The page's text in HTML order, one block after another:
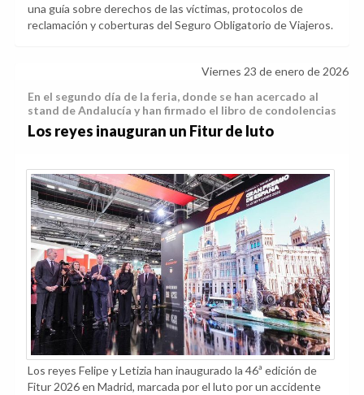
una guía sobre derechos de las víctimas, protocolos de
reclamación y coberturas del Seguro Obligatorio de Viajeros.
Viernes 23 de enero de 2026
En el segundo día de la feria, donde se han acercado al
stand de Andalucía y han firmado el libro de condolencias
Los reyes inauguran un Fitur de luto
Los reyes Felipe y Letizia han inaugurado la 46ª edición de
Fitur 2026 en Madrid, marcada por el luto por un accidente